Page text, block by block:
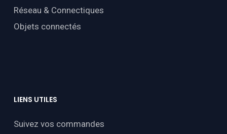
Réseau & Connectiques
Objets connectés
LIENS UTILES
Suivez vos commandes